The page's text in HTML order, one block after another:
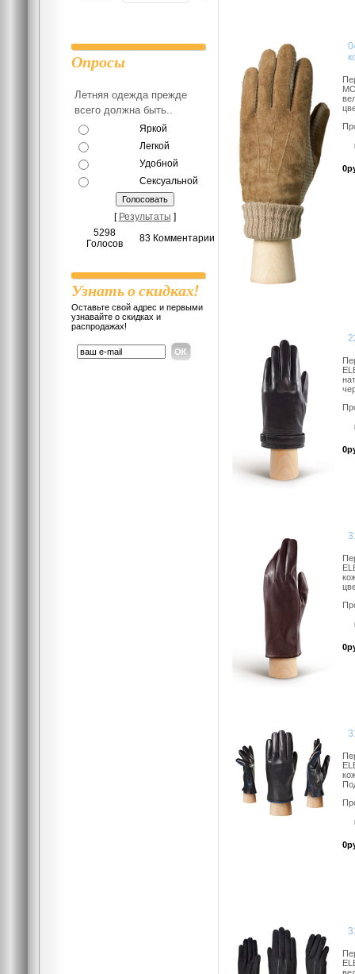
Опросы
Летняя одежда прежде
всего должна быть..
Яркой
Легкой
Удобной
Сексуальной
[ Результаты ]
5298
Голосов
83 Комментарии
Узнать о скидках!
Оставьте свой адрес и первыми
узнавайте о скидках и
распродажах!